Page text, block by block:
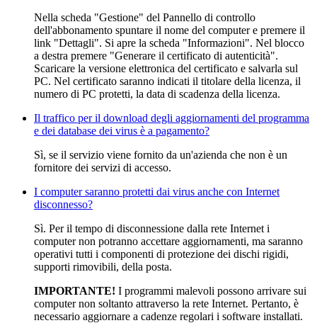
Nella scheda "Gestione" del Pannello di controllo
dell'abbonamento spuntare il nome del computer e premere il
link "Dettagli". Si apre la scheda "Informazioni". Nel blocco
a destra premere "Generare il certificato di autenticità".
Scaricare la versione elettronica del certificato e salvarla sul
PC. Nel certificato saranno indicati il titolare della licenza, il
numero di PC protetti, la data di scadenza della licenza.
Il traffico per il download degli aggiornamenti del programma
e dei database dei virus è a pagamento?
Sì, se il servizio viene fornito da un'azienda che non è un
fornitore dei servizi di accesso.
I computer saranno protetti dai virus anche con Internet
disconnesso?
Sì. Per il tempo di disconnessione dalla rete Internet i
computer non potranno accettare aggiornamenti, ma saranno
operativi tutti i componenti di protezione dei dischi rigidi,
supporti rimovibili, della posta.
IMPORTANTE! I programmi malevoli possono arrivare sui
computer non soltanto attraverso la rete Internet. Pertanto, è
necessario aggiornare a cadenze regolari i software installati.